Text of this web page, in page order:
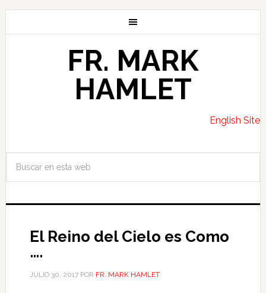
FR. MARK
HAMLET
English Site
El Reino del Cielo es Como
….
JULIO 30, 2017POR FR. MARK HAMLET